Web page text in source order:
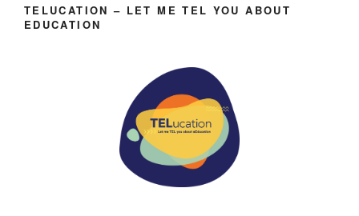
TELUCATION – LET ME TEL YOU ABOUT
EDUCATION